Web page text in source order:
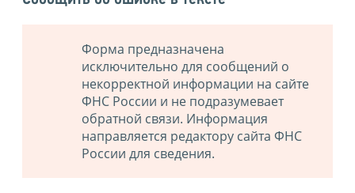
Форма предназначена
исключительно для сообщений о
некорректной информации на сайте
ФНС России и не подразумевает
обратной связи. Информация
направляется редактору сайта ФНС
России для сведения.